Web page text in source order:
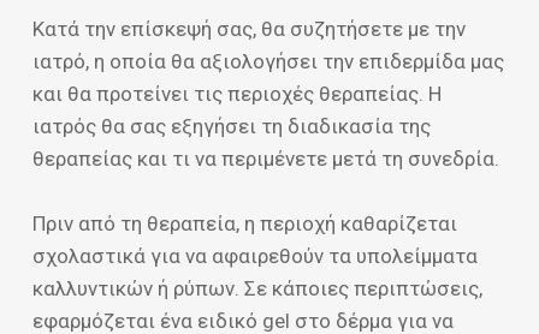
Κατά την επίσκεψή σας, θα συζητήσετε με την
ιατρό, η οποία θα αξιολογήσει την επιδερμίδα μας
και θα προτείνει τις περιοχές θεραπείας. Η
ιατρός θα σας εξηγήσει τη διαδικασία της
θεραπείας και τι να περιμένετε μετά τη συνεδρία.
Πριν από τη θεραπεία, η περιοχή καθαρίζεται
σχολαστικά για να αφαιρεθούν τα υπολείμματα
καλλυντικών ή ρύπων. Σε κάποιες περιπτώσεις,
εφαρμόζεται ένα ειδικό gel στο δέρμα για να